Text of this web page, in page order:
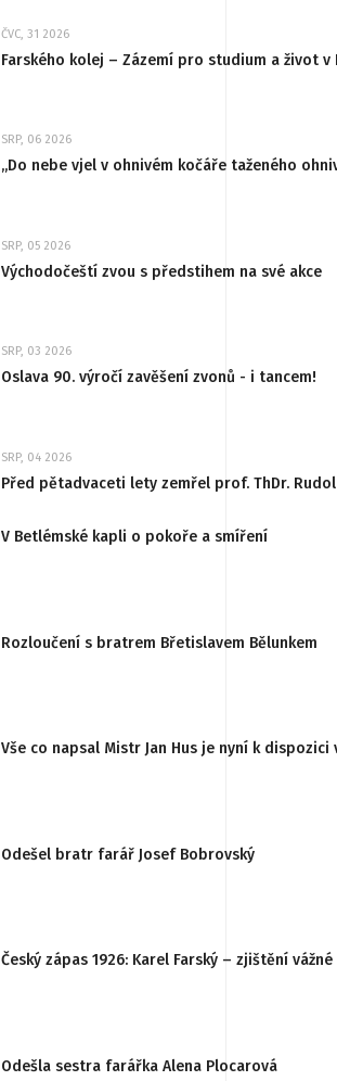
ČVC, 31 2026
Farského kolej – Zázemí pro studium a život v
SRP, 06 2026
„Do nebe vjel v ohnivém kočáře taženého
SRP, 05 2026
Východočeští zvou s předstihem na své akce
SRP, 03 2026
Oslava 90. výročí zavěšení zvonů - i tancem!
SRP, 04 2026
Před pětadvaceti lety zemřel prof. ThDr.
V Betlémské kapli o pokoře a smíření
Rozloučení s bratrem Břetislavem Bělunkem
Vše co napsal Mistr Jan Hus je nyní k
Odešel bratr farář Josef Bobrovský
Český zápas 1926: Karel Farský – zjištění
Odešla sestra farářka Alena Plocarová